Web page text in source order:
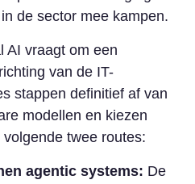
de sector mee kampen.
AI vraagt om een
van de IT-
stappen definitief af van
modellen en kiezen
twee routes:
agentic systems: De